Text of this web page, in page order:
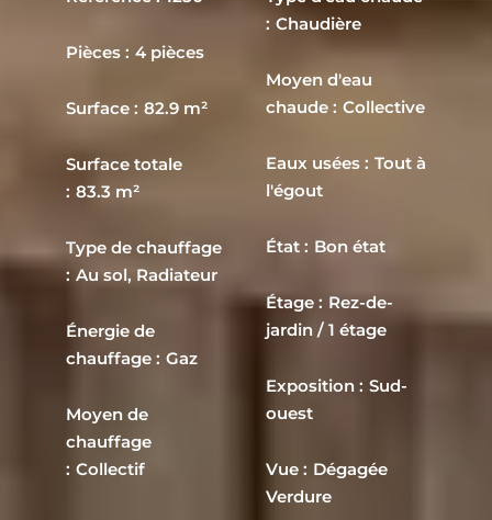
Pièces 4 pièces
Surface 82.9 m²
Surface totale
83.3 m²
Type de chauffage
Au sol, Radiateur
Énergie de
chauffage
Gaz
Moyen de
chauffage
Collectif
Chaudière
Moyen d'eau
chaude
Collective
Eaux usées
Tout à
l'égout
État Bon état
Étage
Rez-de-
jardin / 1 étage
Exposition
Sud-
ouest
Vue
Dégagée
Verdure